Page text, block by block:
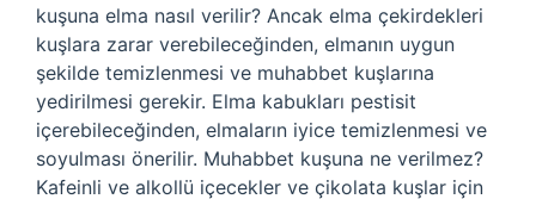
kuşuna elma nasıl verilir? Ancak elma çekirdekleri
kuşlara zarar verebileceğinden, elmanın uygun
şekilde temizlenmesi ve muhabbet kuşlarına
yedirilmesi gerekir. Elma kabukları pestisit
içerebileceğinden, elmaların iyice temizlenmesi ve
soyulması önerilir. Muhabbet kuşuna ne verilmez?
Kafeinli ve alkollü içecekler ve çikolata kuşlar için